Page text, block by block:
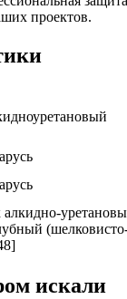
проектов.
алкидно-
искали